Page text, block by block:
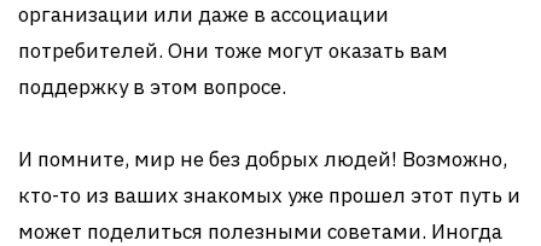
организации или даже в ассоциации
потребителей. Они тоже могут оказать вам
поддержку в этом вопросе.
И помните, мир не без добрых людей! Возможно,
кто-то из ваших знакомых уже прошел этот путь и
может поделиться полезными советами. Иногда